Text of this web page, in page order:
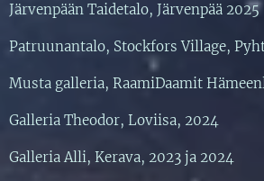
Järvenpään Taidetalo, Järvenpää 2025
Patruunantalo, Stockfors Village,
Musta galleria, RaamiDaamit
Galleria Theodor, Loviisa, 2024
Galleria Alli, Kerava, 2023 ja 2024